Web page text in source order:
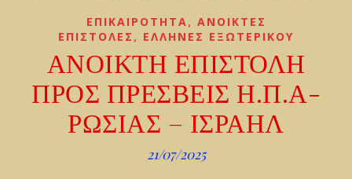
ΕΠΙΚΑΙΡΟΤΗΤΑ, ΑΝΟΙΚΤΕΣ
ΕΠΙΣΤΟΛΕΣ , ΕΛΛΗΝΕΣ ΕΞΩΤΕΡΙΚΟΥ
ΑΝΟΙΚΤΗ ΕΠΙΣΤΟΛΗ
ΠΡΟΣ ΠΡΕΣΒΕΙΣ Η.Π.Α-
ΡΩΣΙΑΣ – ΙΣΡΑΗΛ
21/07/2025